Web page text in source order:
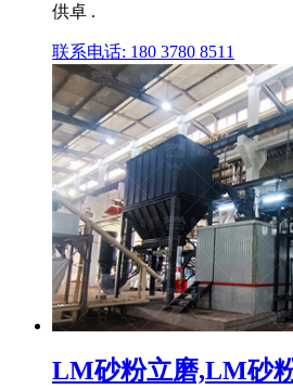
供卓 .
联系电话: 180 3780 8511
LM砂粉立磨,LM砂